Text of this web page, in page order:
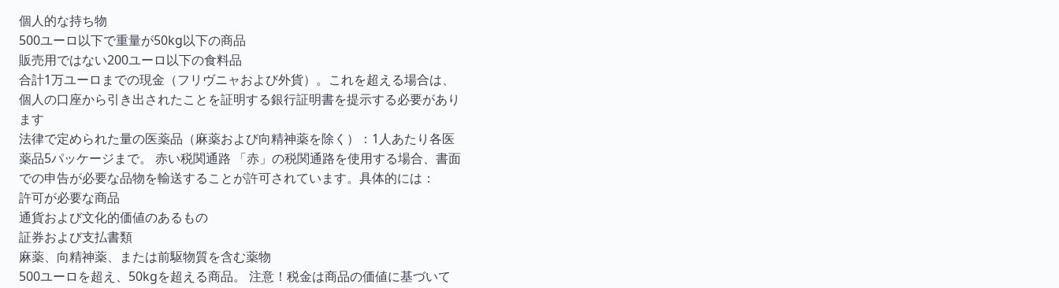
個人的な持ち物
500ユーロ以下で重量が50kg以下の商品
販売用ではない200ユーロ以下の食料品
合計1万ユーロまでの現金（フリヴニャおよび外貨）。これを超える場合は、
個人の口座から引き出されたことを証明する銀行証明書を提示する必要があり
ます
法律で定められた量の医薬品（麻薬および向精神薬を除く）：1人あたり各医
薬品5パッケージまで。 赤い税関通路 「赤」の税関通路を使用する場合、書面
での申告が必要な品物を輸送することが許可されています。具体的には：
許可が必要な商品
通貨および文化的価値のあるもの
証券および支払書類
麻薬、向精神薬、または前駆物質を含む薬物
500ユーロを超え、50kgを超える商品。 注意！税金は商品の価値に基づいて